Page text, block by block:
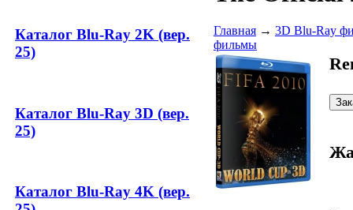
Каталог Blu-Ray 2K (вер.
25)
Каталог Blu-Ray 3D (вер.
25)
Каталог Blu-Ray 4K (вер.
Главная → 3D Blu-Ray
фильмы